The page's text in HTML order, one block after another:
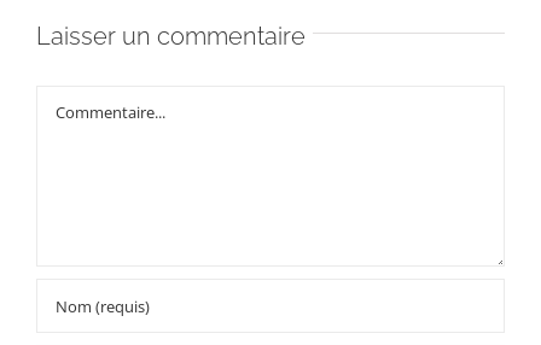
Laisser un commentaire
Commentaire